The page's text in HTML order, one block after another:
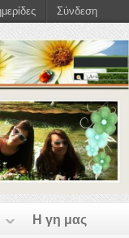
Η γη μας
Σύνδεση